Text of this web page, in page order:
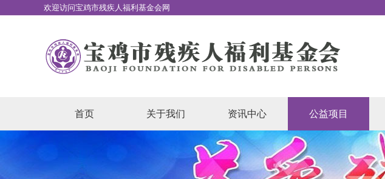
欢迎访问宝鸡市残疾人福利基金会网
首页 关于我们 资讯中心 公益项目